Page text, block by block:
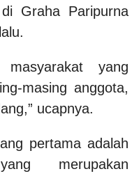
Graha Paripurna
yang
masing anggota,
ucapnya.
pertama adalah
merupakan